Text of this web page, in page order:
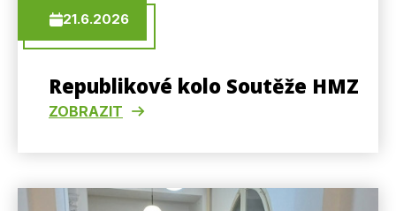
21.6.2026
Republikové kolo Soutěže HMZ
ZOBRAZIT